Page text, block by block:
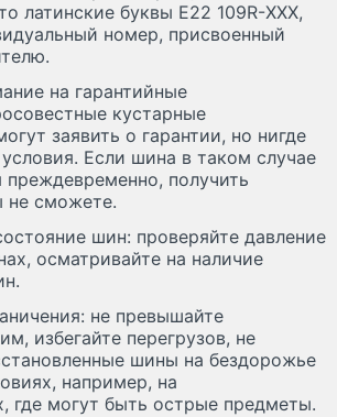
латинские буквы E22 109R-ХХХ,
номер, присвоенный
на гарантийные
кустарные
заявить о гарантии, но нигде
Если шина в таком случае
преждевременно, получить
не сможете.
шин: проверяйте давление
осматривайте на наличие
не превышайте
избегайте перегрузов, не
шины на бездорожье
например, на
где могут быть острые предметы.